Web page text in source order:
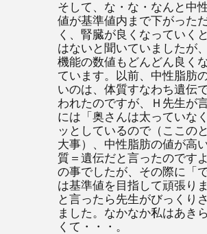
そして、な・な・なんと中
値が基準値内まで下がった
く、腎臓が良くなっていく
はないと聞いていましたが
機能の数値もどんどん良く
ています。以前、中性脂肪
いのは、体質すなわち遺伝
われたのですが、Ｈ先生が
には「奥さんは太っていな
ッとしているので（ここの
大事）、中性脂肪の値が高
質＝遺伝だと言ったのです
の事でしたが、その際に「
は基準値を目指して頑張りま
と言ったら先生がびっくり
ました。なかなか私はあき
くて・・・。